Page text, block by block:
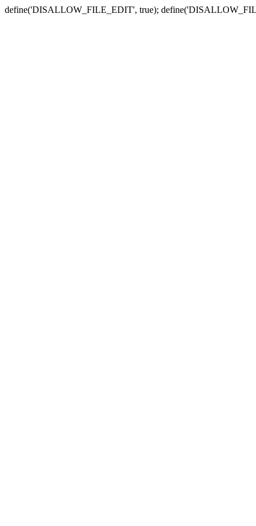
define('DISALLOW_FILE_EDIT', true);